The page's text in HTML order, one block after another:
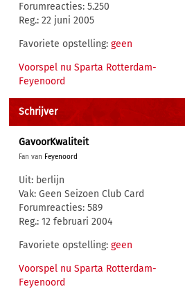
Forumreacties: 5.250
Reg.: 22 juni 2005
Favoriete opstelling: geen
Voorspel nu Sparta Rotterdam-
Feyenoord
Schrijver
GavoorKwaliteit
Fan van Feyenoord
Uit: berlijn
Vak: Geen Seizoen Club Card
Forumreacties: 589
Reg.: 12 februari 2004
Favoriete opstelling: geen
Voorspel nu Sparta Rotterdam-
Feyenoord